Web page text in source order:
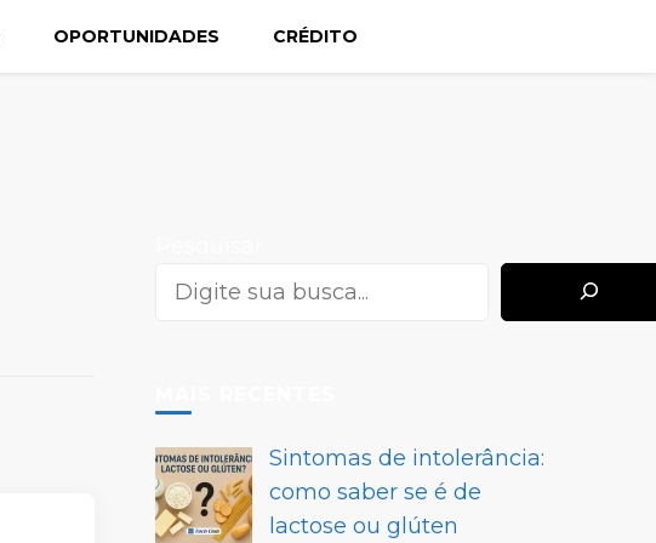
OPORTUNIDADES CRÉDITO
Sintomas de intolerância:
como saber se é de
lactose ou glúten